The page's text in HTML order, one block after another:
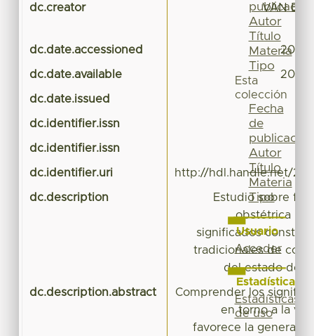
dc.creator
VAN
dc.date.accessioned 2021-
dc.date.available 2021-
dc.date.issued
dc.identifier.issn
dc.identifier.issn
dc.identifier.uri http://hdl.handle.net/
dc.description
Estudio sobre
obstétrica
significados
tradicionales de
del estado de
dc.description.abstract
Comprender los
en torno a la
favorece la
publicación
Autor
Título
Materia
Tipo
Esta
colección
Fecha
de
publicación
Autor
Título
Materia
Tipo
Usuario
Acceder
Estadísticas
Estadísticas
de uso